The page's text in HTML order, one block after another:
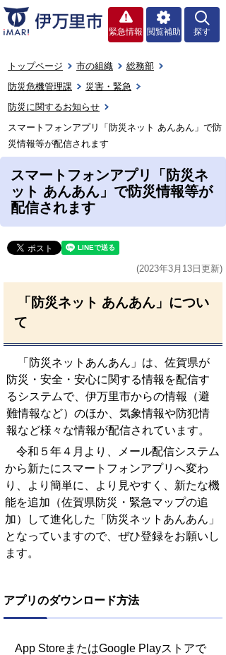
緊急情報 閲覧補助 探す
トップページ 市の組織
総務部
防災危機管理課
災害・緊急
防災に関するお知らせ
スマートフォンアプリ「防災ネット あんあん」で防
災情報等が配信されます
スマートフォンアプリ「防災ネ
ット あんあん」で防災情報等が
配信されます
(2023年3月13日更新)
「防災ネット あんあん」につい
て
「防災ネットあんあん」は、佐賀県が
防災・安全・安心に関する情報を配信す
るシステムで、伊万里市からの情報（避
難情報など）のほか、気象情報や防犯情
報など様々な情報が配信されています。
令和５年４月より、メール配信システム
から新たにスマートフォンアプリへ変わ
り、より簡単に、より見やすく、新たな機
能を追加（佐賀県防災・緊急マップの追
加）して進化した「防災ネットあんあん」
となっていますので、ぜひ登録をお願いし
ます。
アプリのダウンロード方法
App StoreまたはGoogle Playストアで